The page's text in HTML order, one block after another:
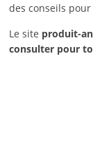
des conseils
Le site produit-
consulter pour